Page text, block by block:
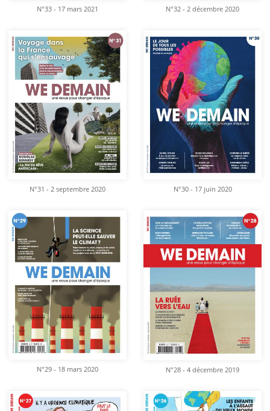
N°33 - 17 mars 2021 N°32 - 2 décembre 2020
N°31 - 2 septembre 2020 N°30 - 17 juin 2020
N°29 - 18 mars 2020 N°28 - 4 décembre 2019